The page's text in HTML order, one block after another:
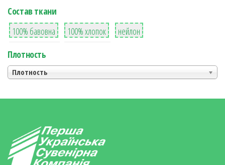
Состав ткани
8
100% бавовна
36
100% хлопок
2
нейлон
Плотность
Плотность